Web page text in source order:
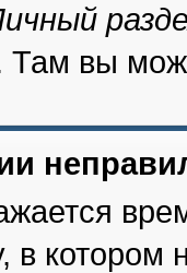
Там вы
в